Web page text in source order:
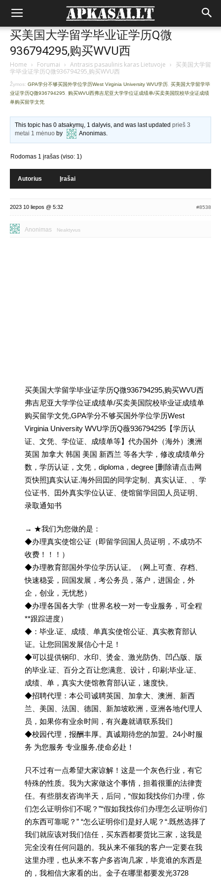
买美国大学留学毕业证学历Q微
936794295,购买WVU西
Home › Forumai › Antrasis pasaulinis karas Lietuvoje › 买美国大学留
学毕业证学历Q微936794295,购买WVU西
Žymos: GPA学分不够买国外学位学历West Virginia University WVU学历 买美国大学留学毕
业证学历Q微936794295
购买WVU西弗吉尼亚大学学位证成绩单/买卖美国院校毕业证成绩
单购买留学文凭
This topic has 0 atsakymų, 1 dalyvis, and was last updatedprieš 3
metai 1 mėnuo by Anonimas.
Rodomas 1 įrašas (viso: 1)
Autorius Įrašai
2023 10 liepos @ 5:32 #8538
Anonimas Neaktyvus
买美国大学留学毕业证学历Q微936794295,购买WVU西
弗吉尼亚大学学位证成绩单/买卖美国院校毕业证成绩单
购买留学文凭,GPA学分不够买国外学位学历West
Virginia University WVU学历Q薇936794295【学历认
证、文凭、学位证、成绩单等】代办国外（海外）澳洲
英国 加拿大 韩国 美国 新西兰 等各大学，修改成绩单分
数，学历认证，文凭，diploma，degree [删除请点击网
页快照]真实认证.海外回囯的同学定制、真实认证、、学
位证书、囯外真实学位认证、使馆留学回囯人员证明、
录取通知书
→ ★我们为您做的是：
◆办理真实使馆公证（即留学回国人员证明，不成功不
收费！！！）
◆办理教育部国外学位学历认证。（网上可查、存档、
快速稳妥，回国发展，考公务员，落户，进国企，外
企，创业，无忧愁）
◆办理各国各大学（世界名校一对一专业服务，可全程
**跟踪进度）
◆：毕业.证、成绩、单真实使馆公证、真实教育部认
证。让您回国发展信心十足！
◆可以提供钢印、水印、烫金、激光防伪、凹凸版、版
的毕业.证、百分之百让您满意、设计，印刷;毕业.证、
成绩、单，真实大使馆教育部认证，速度快。
◆招聘代理：本公司诚聘英国、加拿大、澳洲、新西
兰、美国、法国、德国、新加坡欧洲，亚洲各地代理人
员，如果你有业余时间，有兴趣就请联系我们
◆校园代理，报酬丰厚。真诚期待您的加盟。24小时服
务 为您服务 专业服务,使命必赴！
只不过有一点希望大家谅解！这是一个灰色行业，有它
特殊的性质。我为大家做这个事情，担着很重的法律责
任。有些朋友咨询半天，后问，“假如我找你们办理，你
们怎么证明你们不呢？”“假如我找你们办理怎么证明你们
的东西可靠呢？” “怎么证明你们是好人呢？“.既然选择了
我们就应该对我们信任，买东西都要货比三家，这我是
完全没有任何问题的。我从来不催我的客户一定要在我
这里办理，也从来不客户多咨询几家，毕竟谁的东西是
的，我相信大家看的出。金子在哪里都要发光3728